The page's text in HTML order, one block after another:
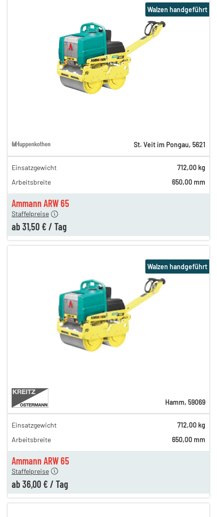
Ammann ARW 65
85,00 €
44,00 €
Staffelpreise
ab 31,50 € / Tag
Walzen handgeführt
St. Veit im Pongau, 5621
Einsatzgewicht
712,00 kg
Arbeitsbreite
650,00 mm
Ammann ARW 65
50,00 €
42,00 €
Staffelpreise
ab 36,00 € / Tag
Walzen handgeführt
Hamm, 59069
Einsatzgewicht
712,00 kg
Arbeitsbreite
650,00 mm